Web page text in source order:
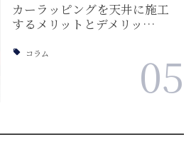
カーラッピングを天井に施工
するメリットとデメリッ…
コラム 05